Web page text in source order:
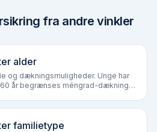
fra andre vinkler
alder
og dækningsmuligheder. Unge har
år begrænses méngrad-dækning
familietype